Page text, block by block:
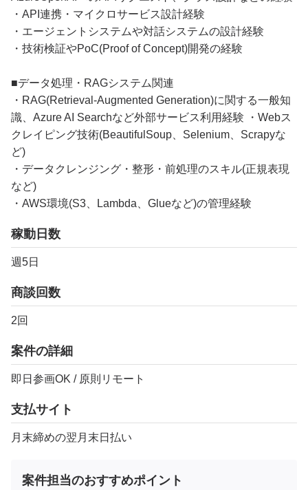
・API連携・マイクロサービス設計経験
・エージェントシステムや対話システムの設計経験
・技術検証やPoC(Proof of Concept)開発の経験
■データ処理・RAGシステム関連
・RAG(Retrieval-Augmented Generation)に関する一般知
識、Azure AI Searchなど外部サービス利用経験 ・Webス
クレイピング技術(BeautifulSoup、Selenium、Scrapyな
ど)
・データクレンジング・整形・前処理のスキル(正規表現
など)
・AWS環境(S3、Lambda、Glueなど)の管理経験
稼動日数
週5日
商談回数
2回
案件の詳細
即日参画OK / 原則リモート
支払サイト
月末締めの翌月末日払い
案件担当のおすすめポイント